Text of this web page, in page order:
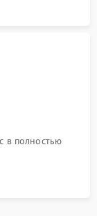
в полностью